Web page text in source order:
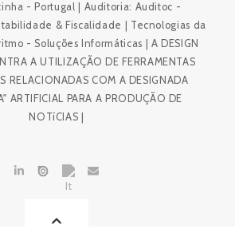
- Portugal | Auditoria: Auditoc -
& Fiscalidade | Tecnologias da
- Soluções Informáticas | A DESIGN
A UTILIZAÇÃO DE FERRAMENTAS
RELACIONADAS COM A DESIGNADA
ARTIFICIAL PARA A PRODUÇÃO DE
NOTíCIAS |